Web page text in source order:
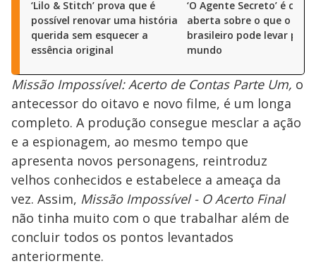
‘Lilo & Stitch’ prova que é
possível renovar uma história
querida sem esquecer a
essência original
‘O Agente Secreto’ é carta
aberta sobre o que o
brasileiro pode levar pro
mundo
Missão Impossível: Acerto de Contas Parte Um, o
antecessor do oitavo e novo filme, é um longa
completo. A produção consegue mesclar a ação
e a espionagem, ao mesmo tempo que
apresenta novos personagens, reintroduz
velhos conhecidos e estabelece a ameaça da
vez. Assim, Missão Impossível - O Acerto Final
não tinha muito com o que trabalhar além de
concluir todos os pontos levantados
anteriormente.